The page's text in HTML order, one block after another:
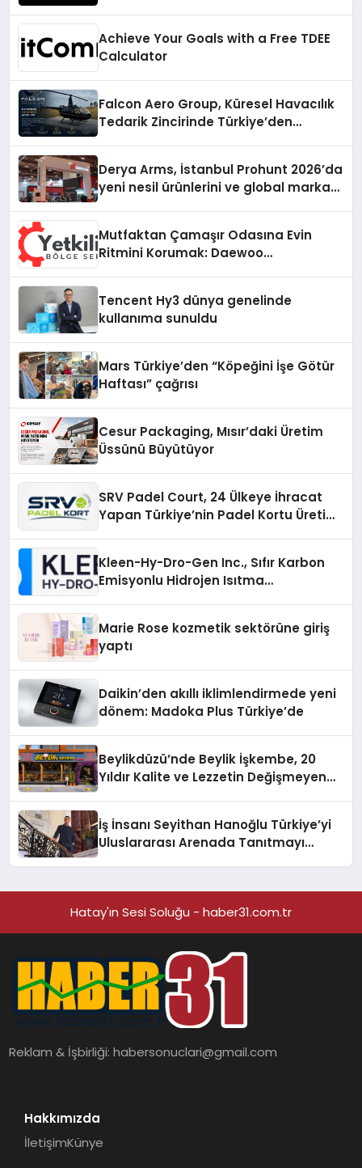
Achieve Your Goals with a Free TDEE
Calculator
Falcon Aero Group, Küresel Havacılık
Tedarik Zincirinde Türkiye’den
Derya Arms, İstanbul Prohunt 2026’da
yeni nesil ürünlerini ve global marka
Mutfaktan Çamaşır Odasına Evin
Ritmini Korumak: Daewoo
Tencent Hy3 dünya genelinde
kullanıma sunuldu
Mars Türkiye’den “Köpeğini İşe Götür
Haftası” çağrısı
Cesur Packaging, Mısır’daki Üretim
Üssünü Büyütüyor
SRV Padel Court, 24 Ülkeye İhracat
Yapan Türkiye’nin Padel Kortu Üretim
Kleen-Hy-Dro-Gen Inc., Sıfır Karbon
Emisyonlu Hidrojen Isıtma
Marie Rose kozmetik sektörüne giriş
yaptı
Daikin’den akıllı iklimlendirmede yeni
dönem: Madoka Plus Türkiye’de
Beylikdüzü’nde Beylik İşkembe, 20
Yıldır Kalite ve Lezzetin Değişmeyen
İş İnsanı Seyithan Hanoğlu Türkiye’yi
Uluslararası Arenada Tanıtmayı
Hatay'ın Sesi Soluğu - haber31.com.tr
Reklam & İşbirliği:habersonuclari@gmail.com
Hakkımızda
İletişimKünye